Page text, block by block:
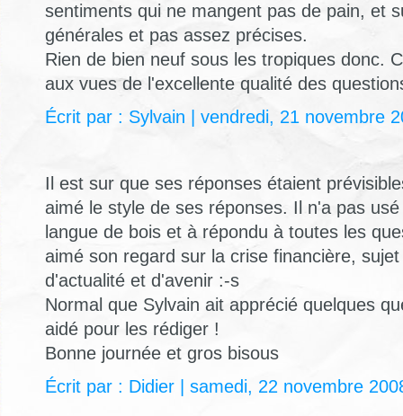
sentiments qui ne mangent pas de pain, et
générales et pas assez précises.
Rien de bien neuf sous les tropiques donc.
aux vues de l'excellente qualité des
Écrit par : Sylvain | vendredi, 21 novembre
Il est sur que ses réponses étaient
aimé le style de ses réponses. Il n'a pas
langue de bois et à répondu à toutes les
aimé son regard sur la crise financière,
d'actualité et d'avenir :-s
Normal que Sylvain ait apprécié quelques
aidé pour les rédiger !
Bonne journée et gros bisous
Écrit par : Didier | samedi, 22 novembre